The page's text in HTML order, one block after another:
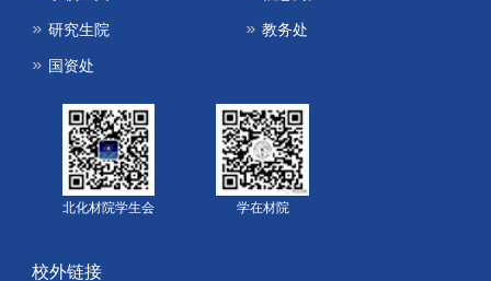
研究生院 教务处
国资处
北化材院学生会 学在材院
校外链接